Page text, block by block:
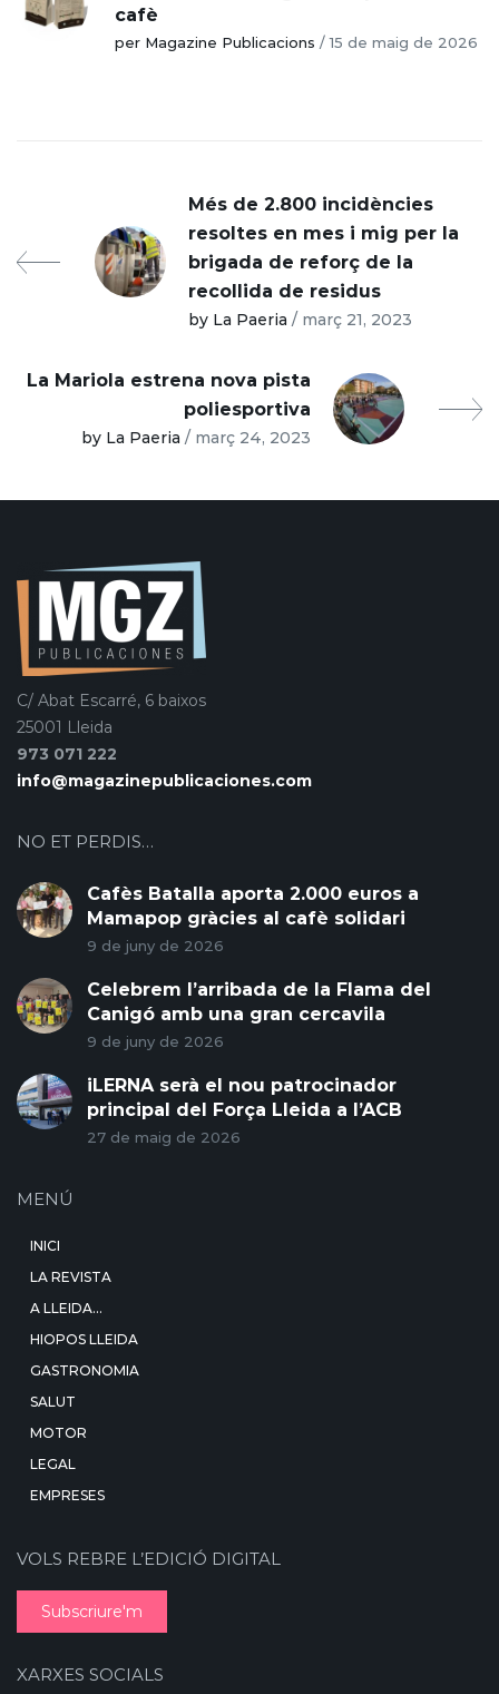
cafè
per Magazine Publicacions /15 de maig de 2026
Més de 2.800 incidències
resoltes en mes i mig per la
brigada de reforç de la
recollida de residus
by La Paeria / març 21, 2023
La Mariola estrena nova pista
poliesportiva
by La Paeria / març 24, 2023
C/ Abat Escarré, 6 baixos
25001 Lleida
973 071 222
info@magazinepublicaciones.com
NO ET PERDIS…
Cafès Batalla aporta 2.000 euros a
Mamapop gràcies al cafè solidari
9 de juny de 2026
Celebrem l’arribada de la Flama del
Canigó amb una gran cercavila
9 de juny de 2026
iLERNA serà el nou patrocinador
principal del Força Lleida a l’ACB
27 de maig de 2026
MENÚ
INICI
LA REVISTA
A LLEIDA…
HIOPOS LLEIDA
GASTRONOMIA
SALUT
MOTOR
LEGAL
EMPRESES
VOLS REBRE L’EDICIÓ DIGITAL
Subscriure'm
XARXES SOCIALS